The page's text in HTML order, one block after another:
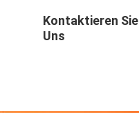
Kontaktieren Sie
Uns